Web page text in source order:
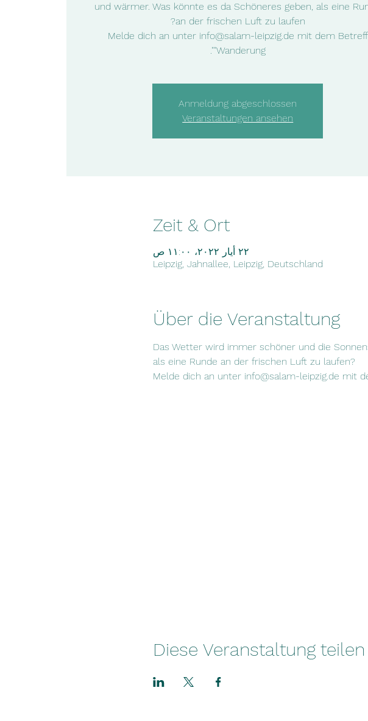
und wärmer. Was könnte es da Schöneres geben, als eine
Melde dich an unter info@salam-leipzig.de mit dem Betreff
"Wanderung".
Anmeldung abgeschlossen
Veranstaltungen ansehen
Zeit & Ort
٢٢ أيار ٢٠٢٢، ١١:٠٠ ص
Leipzig, Jahnallee, Leipzig, Deutschland
Über die Veranstaltung
Das Wetter wird immer schöner und die
als eine Runde an der frischen Luft zu laufen?
Melde dich an unter info@salam-leipzig.de mit
Diese Veranstaltung teilen